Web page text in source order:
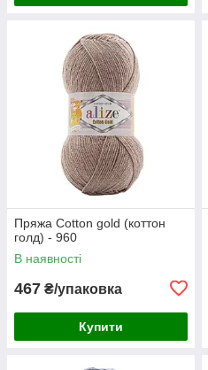
Пряжа Cotton gold (коттон
голд) - 960
В наявності
467 ₴/упаковка
Купити